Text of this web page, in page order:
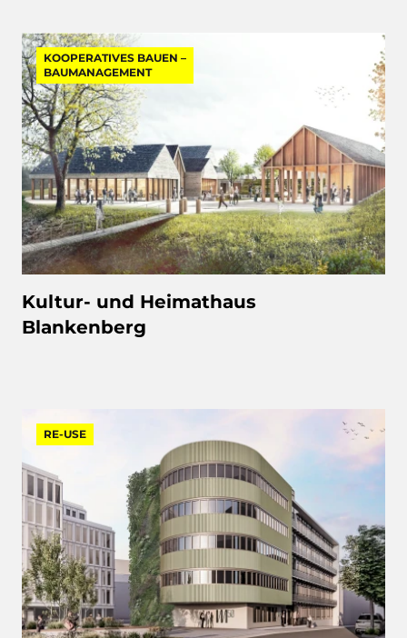
KOOPERATIVES BAUEN –
BAUMANAGEMENT
Kultur- und Heimathaus
Blankenberg
RE-USE